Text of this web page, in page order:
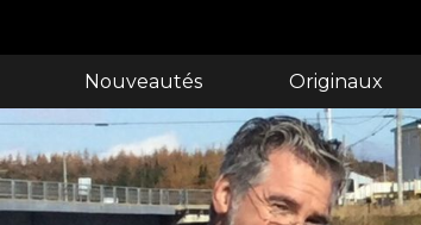
Nouveautés Originaux